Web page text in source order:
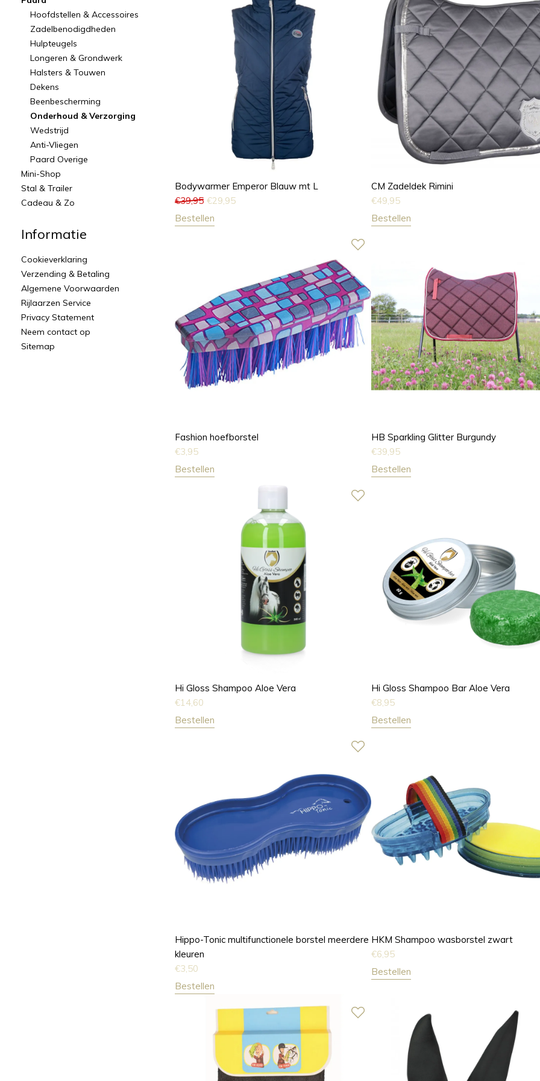
Hoofdstellen & Accessoires
Zadelbenodigdheden
Hulpteugels
Longeren & Grondwerk
Halsters & Touwen
Dekens
Beenbescherming
Onderhoud & Verzorging
Wedstrijd
Anti-Vliegen
Paard Overige
Mini-Shop
Stal & Trailer
Cadeau & Zo
Informatie
Cookieverklaring
Verzending & Betaling
Algemene Voorwaarden
Rijlaarzen Service
Privacy Statement
Neem contact op
Sitemap
Bodywarmer Emperor Blauw mt L
€39,95 €29,95
Bestellen
CM Zadeldek Rimini
€49,95
Bestellen
Fashion hoefborstel
€3,95
Bestellen
HB Sparkling Glitter Burgundy
€39,95
Bestellen
Hi Gloss Shampoo Aloe Vera
€14,60
Bestellen
Hi Gloss Shampoo Bar Aloe Vera
€8,95
Bestellen
Hippo-Tonic multifunctionele borstel meerdere
kleuren
€3,50
Bestellen
HKM Shampoo wasborstel zwart
€6,95
Bestellen